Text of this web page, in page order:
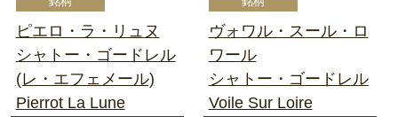
ピエロ・ラ・リュヌ
シャトー・ゴードレル
(レ・エフェメール)
Pierrot La Lune
ヴォワル・スール・ロ
ワール
シャトー・ゴードレル
Voile Sur Loire